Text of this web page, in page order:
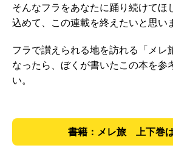
そんなフラをあなたに踊り続けてほ
込めて、この連載を終えたいと思い
フラで讃えられる地を訪れる「メレ
なったら、ぼくが書いたこの本を参
い。
書籍：メレ旅 上下巻